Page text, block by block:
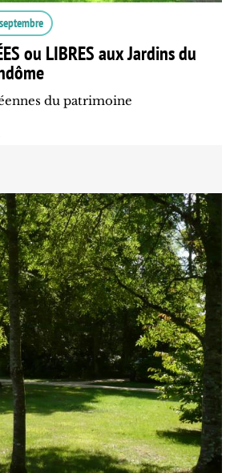
ou LIBRES aux Jardins du
du patrimoine